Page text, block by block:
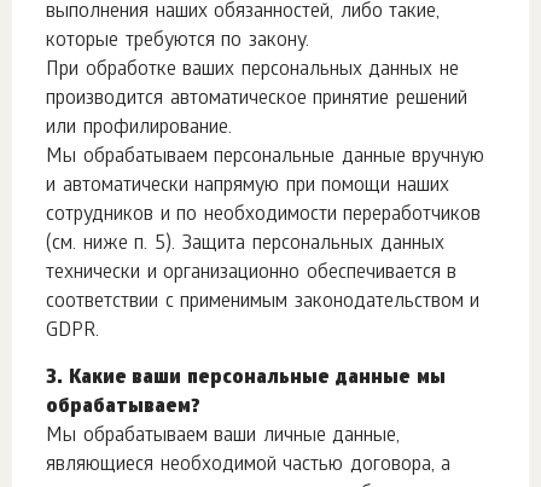
выполнения наших обязанностей, либо такие,
которые требуются по закону.
При обработке ваших персональных данных не
производится автоматическое принятие решений
или профилирование.
Мы обрабатываем персональные данные вручную
и автоматически напрямую при помощи наших
сотрудников и по необходимости переработчиков
(см. ниже п. 5). Защита персональных данных
технически и организационно обеспечивается в
соответствии с применимым законодательством и
GDPR.
3. Какие ваши персональные данные мы
обрабатываем?
Мы обрабатываем ваши личные данные,
являющиеся необходимой частью договора, а